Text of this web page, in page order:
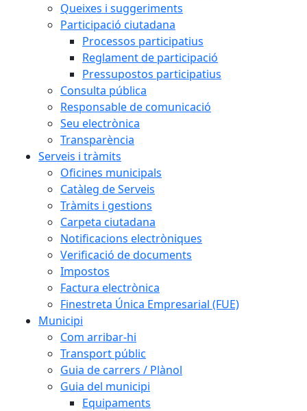
Queixes i suggeriments
Participació ciutadana
Processos participatius
Reglament de participació
Pressupostos participatius
Consulta pública
Responsable de comunicació
Seu electrònica
Transparència
Serveis i tràmits
Oficines municipals
Catàleg de Serveis
Tràmits i gestions
Carpeta ciutadana
Notificacions electròniques
Verificació de documents
Impostos
Factura electrònica
Finestreta Única Empresarial (FUE)
Municipi
Com arribar-hi
Transport públic
Guia de carrers / Plànol
Guia del municipi
Equipaments